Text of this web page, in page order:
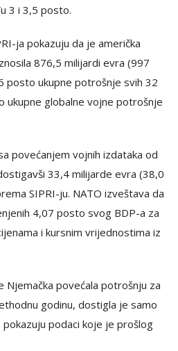
3 i 3,5 posto.
ja pokazuju da je američka
876,5 milijardi evra (997
posto ukupne potrošnje svih 32
ukupne globalne vojne potrošnje
povećanjem vojnih izdataka od
33,4 milijarde evra (38,0
SIPRI-ju. NATO izveštava da
4,07 posto svog BDP-a za
i kursnim vrijednostima iz
Njemačka povećala potrošnju za
godinu, dostigla je samo
podaci koje je prošlog